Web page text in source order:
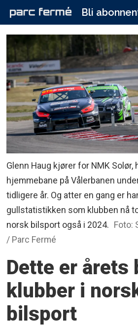
Bli
Glenn Haug kjører for NMK Solør,
hjemmebane på Vålerbanen
tidligere år. Og atter en gang er
gullstatistikken som klubben nå
norsk bilsport også i 2024. Foto:
/ Parc Fermé
Dette er årets
klubber i
bilsport